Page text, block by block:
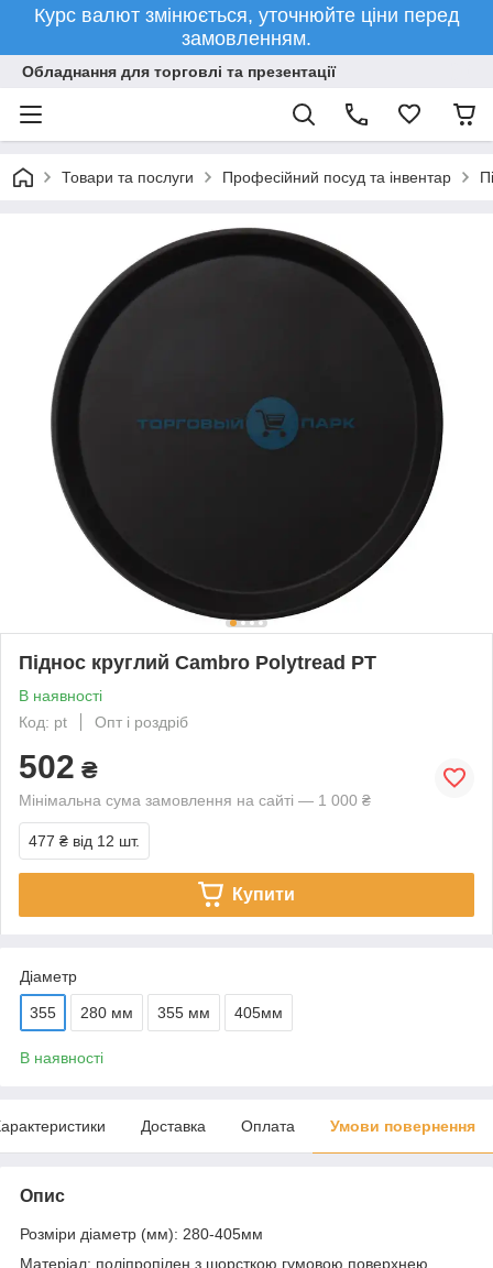
Курс валют змінюється, уточнюйте ціни перед
замовленням.
Обладнання для торговлі та презентації
Товари та послуги Професійний посуд та інвентар
Піднос круглий Cambro Polytread РТ
В наявності
Код: pt
Опт і роздріб
502 ₴
Мінімальна сума замовлення на сайті — 1 000 ₴
477 ₴ від 12 шт.
Купити
Діаметр
355 280 мм 355 мм 405мм
В наявності
Доставка Оплата Умови повернення
Опис
Розміри діаметр (мм): 280-405мм
Матеріал: поліпропілен з шорсткою гумовою поверхнею